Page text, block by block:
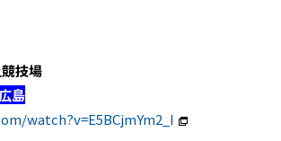
技場
島
watch?v=E5BCjmYm2_I